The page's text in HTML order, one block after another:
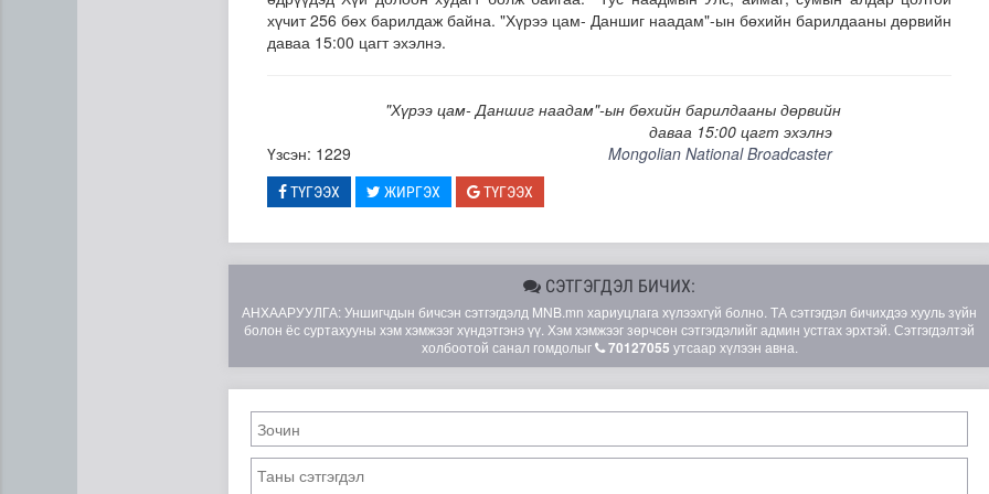
хүчит 256 бөх барилдаж байна. "Хүрээ цам- Даншиг наадам"-ын бөхийн барилдааны дөрвийн
даваа 15:00 цагт эхэлнэ.
"Хүрээ цам- Даншиг наадам"-ын бөхийн барилдааны дөрвийн
даваа 15:00 цагт эхэлнэ
Үзсэн: 1229
Mongolian National Broadcaster
ТҮГЭЭХ ЖИРГЭХ ТҮГЭЭХ
СЭТГЭГДЭЛ БИЧИХ:
АНХААРУУЛГА: Уншигчдын бичсэн сэтгэгдэлд MNB.mn хариуцлага хүлээхгүй болно. ТА сэтгэгдэл бичихдээ хууль зүйн
болон ёс суртахууны хэм хэмжээг хүндэтгэнэ үү. Хэм хэмжээг зөрчсөн сэтгэгдэлийг админ устгах эрхтэй. Сэтгэгдэлтэй
холбоотой санал гомдолыг
70127055 утсаар хүлээн авна.